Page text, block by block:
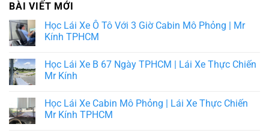
BÀI VIẾT MỚI
Học Lái Xe Ô Tô Với 3 Giờ Cabin Mô Phỏng | Mr
Kính TPHCM
Học Lái Xe B 67 Ngày TPHCM | Lái Xe Thực Chiến
Mr Kính
Học Lái Xe Cabin Mô Phỏng | Lái Xe Thực Chiến
Mr Kính TPHCM